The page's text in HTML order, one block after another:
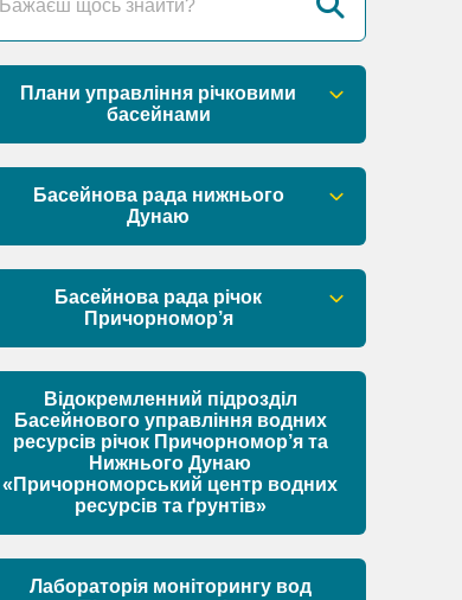
Плани управління річковими
басейнами
План управління річковим басейном
річок Причорномор’я
План управління річковим басейном
нижнього Дунаю
Басейнова рада нижнього
Дунаю
Правові засади роботи Басейнової
Установчі документи
Склад Басейнової ради нижнього
Дунаю
Матеріали
Басейнова рада річок
Причорномор’я
Правові засади роботи Басейнової
Установчі документи
Склад Басейнової ради річок
Матеріали
Відокремленний підрозділ
Басейнового управління водних
ресурсів річок Причорномор’я та
Нижнього Дунаю
«Причорноморський центр водних
ресурсів та ґрунтів»
Лабораторія моніторингу вод